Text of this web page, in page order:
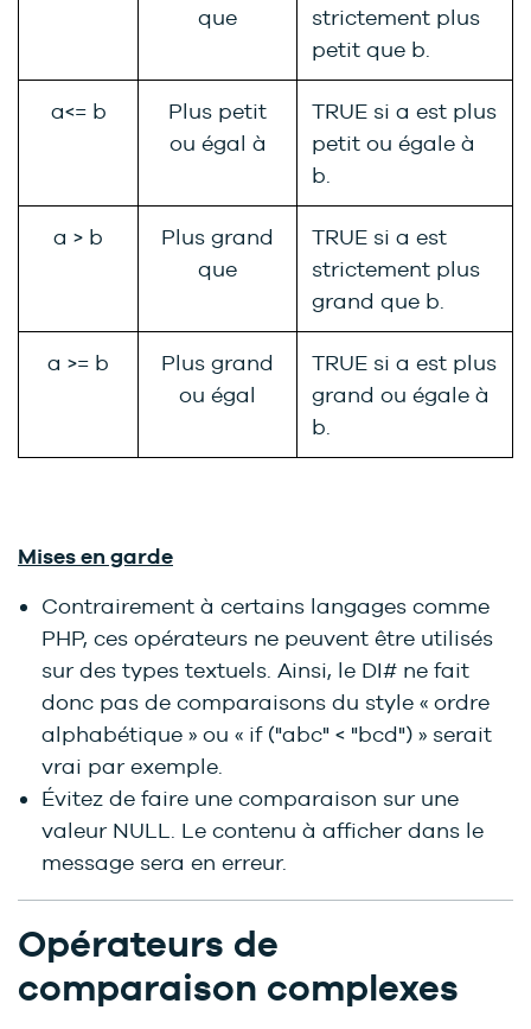
que
strictement plus
petit que b.
a<= b
Plus petit
ou égal à
TRUE si a est plus
petit ou égale à
b.
a > b
Plus grand
que
TRUE si a est
strictement plus
grand que b.
a >= b
Plus grand
ou égal
TRUE si a est plus
grand ou égale à
b.
Mises en garde
Contrairement à certains langages comme
PHP, ces opérateurs ne peuvent être utilisés
sur des types textuels. Ainsi, le DI# ne fait
donc pas de comparaisons du style « ordre
alphabétique » ou « if ("abc" < "bcd") » serait
vrai par exemple.
Évitez de faire une comparaison sur une
valeur NULL. Le contenu à afficher dans le
message sera en erreur.
Opérateurs de
comparaison complexes